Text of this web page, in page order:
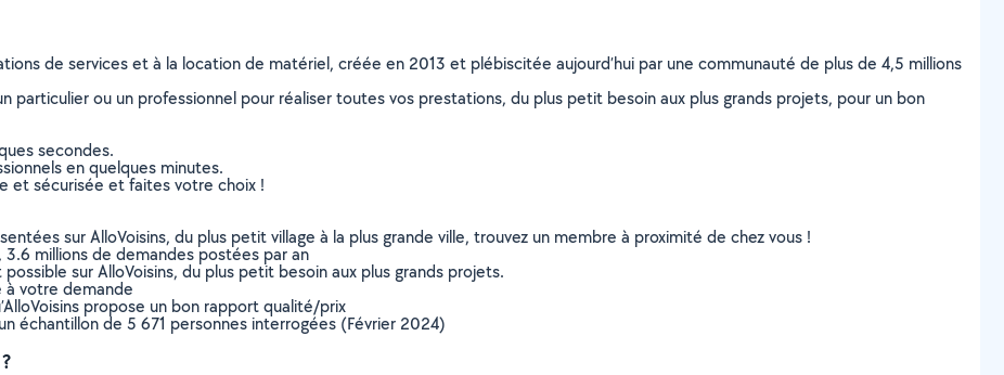
de services et à la location de matériel, créée en 2013 et plébiscitée aujourd’hui par une communauté de plus de 4,5 millions
particulier ou un professionnel pour réaliser toutes vos prestations, du plus petit besoin aux plus grands projets, pour un bon
secondes.
en quelques minutes.
et sécurisée et faites votre choix !
sur AlloVoisins, du plus petit village à la plus grande ville, trouvez un membre à proximité de chez vous !
millions de demandes postées par an
sur AlloVoisins, du plus petit besoin aux plus grands projets.
à votre demande
propose un bon rapport qualité/prix
échantillon de 5 671 personnes interrogées (Février 2024)